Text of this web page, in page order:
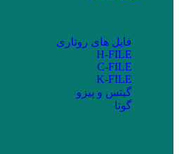
فایل های روتاری
H-FILE
C-FILE
K-FILE
گیتس و پیزو
گوتا